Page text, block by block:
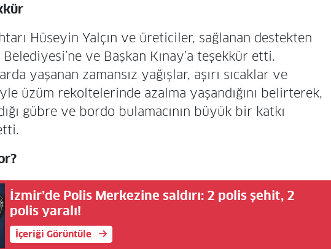
Hüseyin Yalçın ve üreticiler, sağlanan destekten
ve Başkan Kınay’a teşekkür etti.
yaşanan zamansız yağışlar, aşırı sıcaklar ve
üzüm rekoltelerinde azalma yaşandığını belirterek,
gübre ve bordo bulamacının büyük bir katkı
İzmir’de Polis Merkezine saldırı: 2 polis şehit, 2
polis yaralı!
İçeriği Görüntüle